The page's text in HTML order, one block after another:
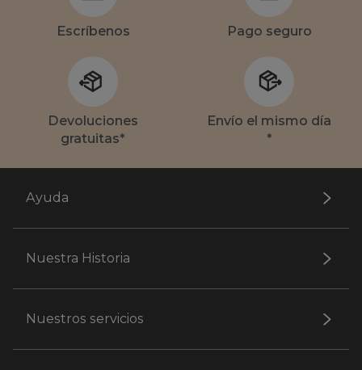
Escríbenos Pago seguro
Devoluciones
gratuitas*
Envío el mismo día
*
Ayuda
Nuestra Historia
Nuestros servicios